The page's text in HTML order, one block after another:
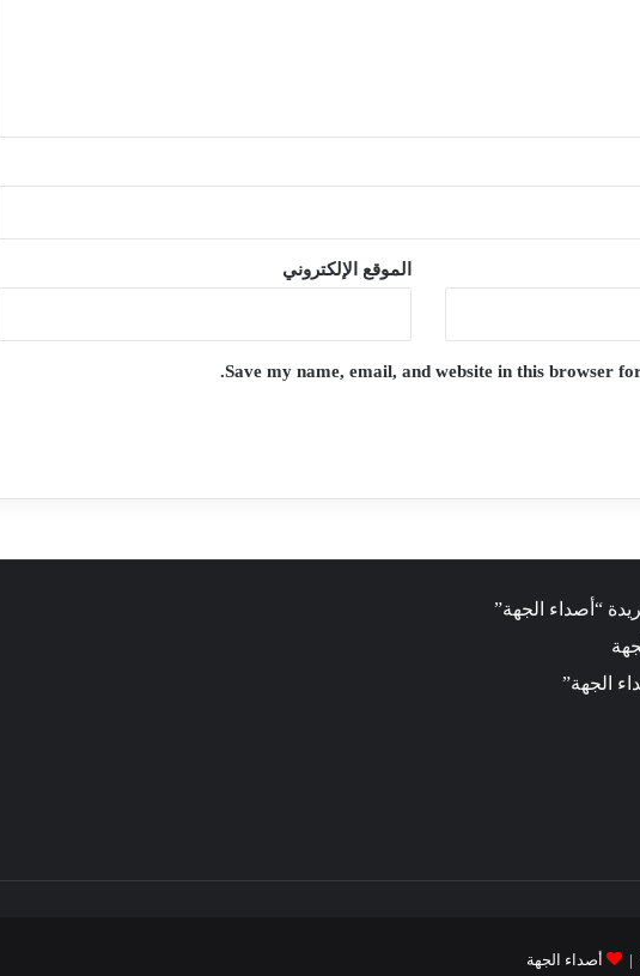
الموقع الإلكتروني
Save my name, email, and website in this browser
“أصداء الجهة”
الجهة”
أصداء الجهة